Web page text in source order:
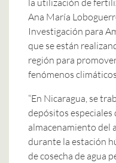
la utilización de
Ana María
Investigación para
que se están
región para
fenómenos
“En Nicaragua, se
depósitos especiales
almacenamiento del
durante la estación
de cosecha de agua